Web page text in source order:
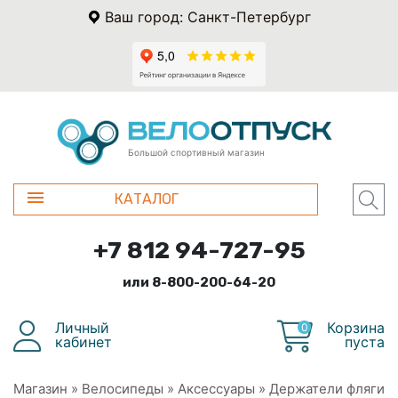
Ваш город: Санкт-Петербург
Большой спортивный магазин
КАТАЛОГ
+7 812 94-727-95
или 8-800-200-64-20
Личный
кабинет
0
Корзина
пуста
Магазин » Велосипеды » Аксессуары » Держатели фляги